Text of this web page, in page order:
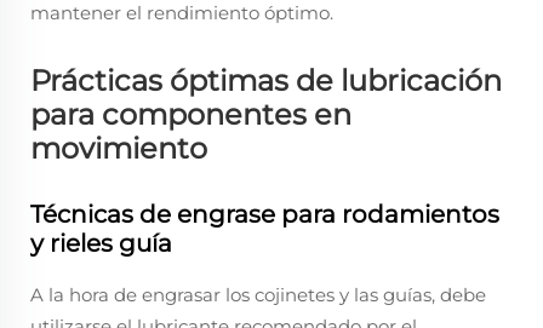
mantener el rendimiento óptimo.
Prácticas óptimas de lubricación
para componentes en
movimiento
Técnicas de engrase para rodamientos
y rieles guía
A la hora de engrasar los cojinetes y las guías, debe